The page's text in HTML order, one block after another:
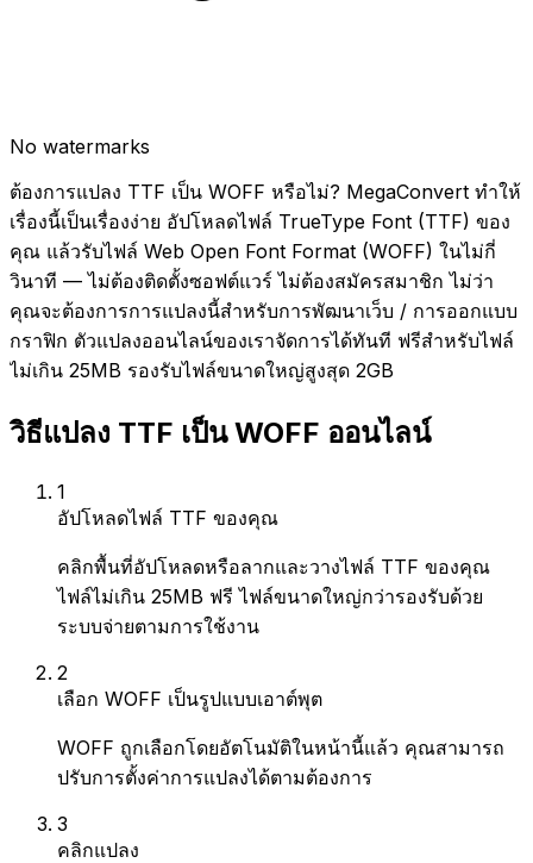
No watermarks
ต้องการแปลง TTF เป็น WOFF หรือไม่? MegaConvert ทำให้
เรื่องนี้เป็นเรื่องง่าย อัปโหลดไฟล์ TrueType Font (TTF) ของ
คุณ แล้วรับไฟล์ Web Open Font Format (WOFF) ในไม่กี่
วินาที — ไม่ต้องติดตั้งซอฟต์แวร์ ไม่ต้องสมัครสมาชิก ไม่ว่า
คุณจะต้องการการแปลงนี้สำหรับการพัฒนาเว็บ / การออกแบบ
กราฟิก ตัวแปลงออนไลน์ของเราจัดการได้ทันที ฟรีสำหรับไฟล์
ไม่เกิน 25MB รองรับไฟล์ขนาดใหญ่สูงสุด 2GB
วิธีแปลง TTF เป็น WOFF ออนไลน์
1
อัปโหลดไฟล์ TTF ของคุณ
คลิกพื้นที่อัปโหลดหรือลากและวางไฟล์ TTF ของคุณ
ไฟล์ไม่เกิน 25MB ฟรี ไฟล์ขนาดใหญ่กว่ารองรับด้วย
ระบบจ่ายตามการใช้งาน
2
เลือก WOFF เป็นรูปแบบเอาต์พุต
WOFF ถูกเลือกโดยอัตโนมัติในหน้านี้แล้ว คุณสามารถ
ปรับการตั้งค่าการแปลงได้ตามต้องการ
3
คลิกแปลง